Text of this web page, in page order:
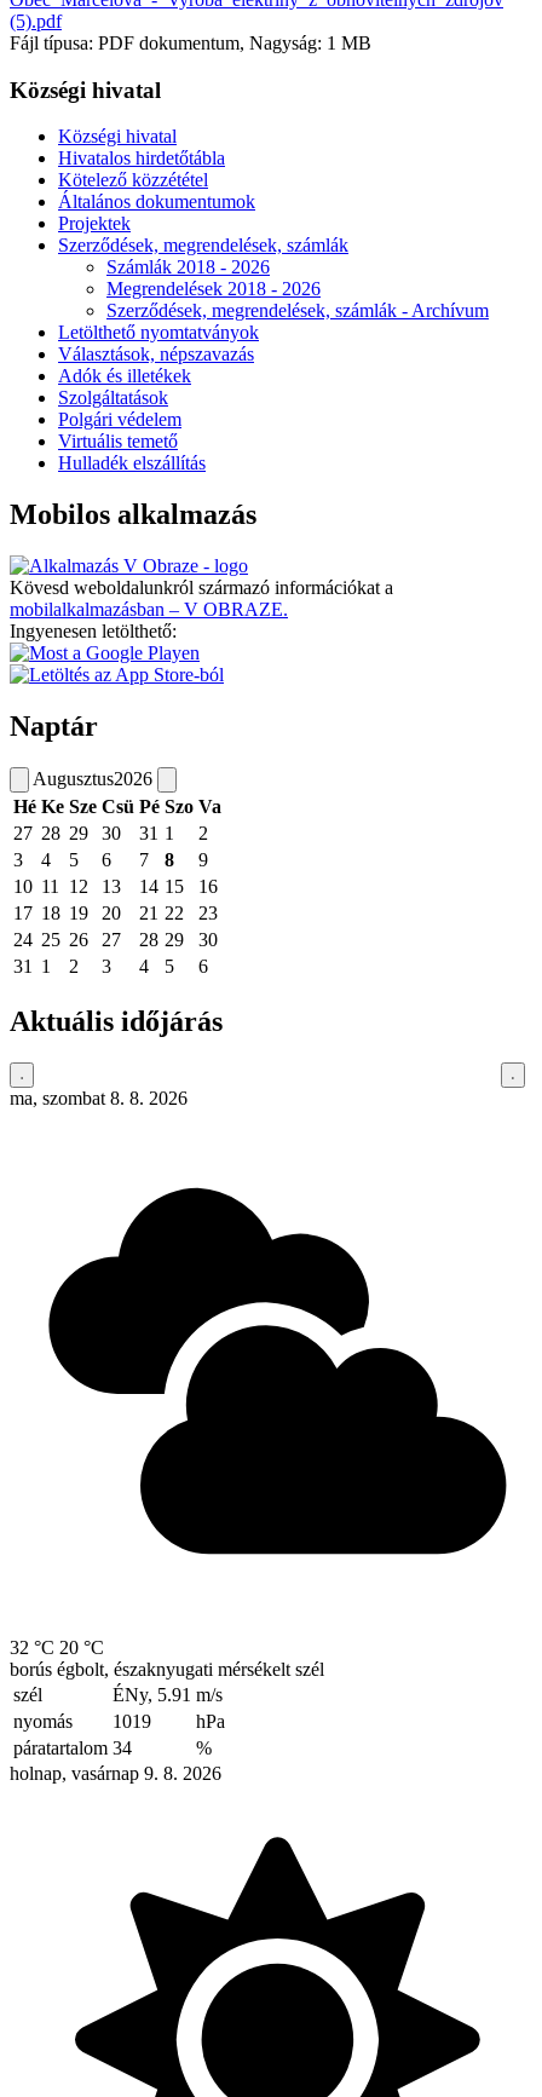
(5).pdf
Fájl típusa: PDF dokumentum, Nagyság: 1 MB
Községi hivatal
Községi hivatal
Hivatalos hirdetőtábla
Kötelező közzététel
Általános dokumentumok
Projektek
Szerződések, megrendelések, számlák
Számlák 2018 - 2026
Megrendelések 2018 - 2026
Szerződések, megrendelések, számlák - Archívum
Letölthető nyomtatványok
Választások, népszavazás
Adók és illetékek
Szolgáltatások
Polgári védelem
Virtuális temető
Hulladék elszállítás
Mobilos alkalmazás
Kövesd weboldalunkról származó információkat a
mobilalkalmazásban – V OBRAZE.
Ingyenesen letölthető:
Naptár
Augusztus2026
Hé Ke Sze Csü Pé Szo Va
27 28 29 30 31 1
2
3
4 5 6 7 8
9
10 11 12 13 14 15
16
17 18 19 20 21 22
23
24 25 26 27 28 29
30
31
1 2 3 4 5 6
Aktuális időjárás
ma, szombat 8. 8. 2026
32 °C 20 °C
borús égbolt, északnyugati mérsékelt szél
szél
ÉNy, 5.91 m/s
nyomás
1019
hPa
páratartalom 34
%
holnap, vasárnap 9. 8. 2026